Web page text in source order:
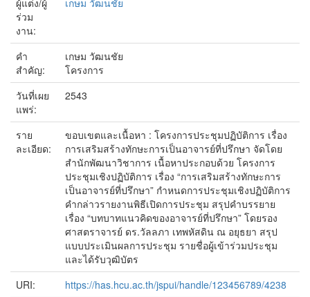
ผู้แต่ง/ผู้
ร่วม
งาน:
เกษม วัฒนชัย
คำ
สำคัญ:
เกษม วัฒนชัย
โครงการ
วันที่เผย
แพร่:
2543
ราย
ละเอียด:
ขอบเขตและเนื้อหา : โครงการประชุมปฏิบัติการ เรื่อง
การเสริมสร้างทักษะการเป็นอาจารย์ที่ปรึกษา จัดโดย
สำนักพัฒนาวิชาการ เนื้อหาประกอบด้วย โครงการ
ประชุมเชิงปฏิบัติการ เรื่อง “การเสริมสร้างทักษะการ
เป็นอาจารย์ที่ปรึกษา” กำหนดการประชุมเชิงปฏิบัติการ
คำกล่าวรายงานพิธีเปิดการประชุม สรุปคำบรรยาย
เรื่อง “บทบาทแนวคิดของอาจารย์ที่ปรึกษา” โดยรอง
ศาสตราจารย์ ดร.วัลลภา เทพหัสดิน ณ อยุธยา สรุป
แบบประเมินผลการประชุม รายชื่อผู้เข้าร่วมประชุม
และได้รับวุฒิบัตร
URI:
https://has.hcu.ac.th/jspui/handle/123456789/4238